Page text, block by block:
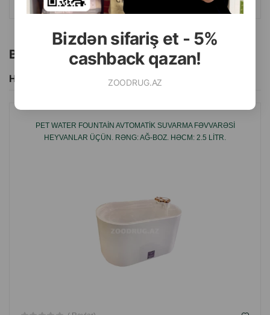
Bizdən sifariş et - 5%
cashback qazan!
ZOODRUG.AZ
Bu brendin başqa məhsulları
Hamısını Gör
PET WATER FOUNTAIN AVTOMATIK SUVARMA FƏVVARƏSI
HEYVANLAR ÜÇÜN. RƏNG: AĞ-BOZ. HƏCM: 2.5 LITR.